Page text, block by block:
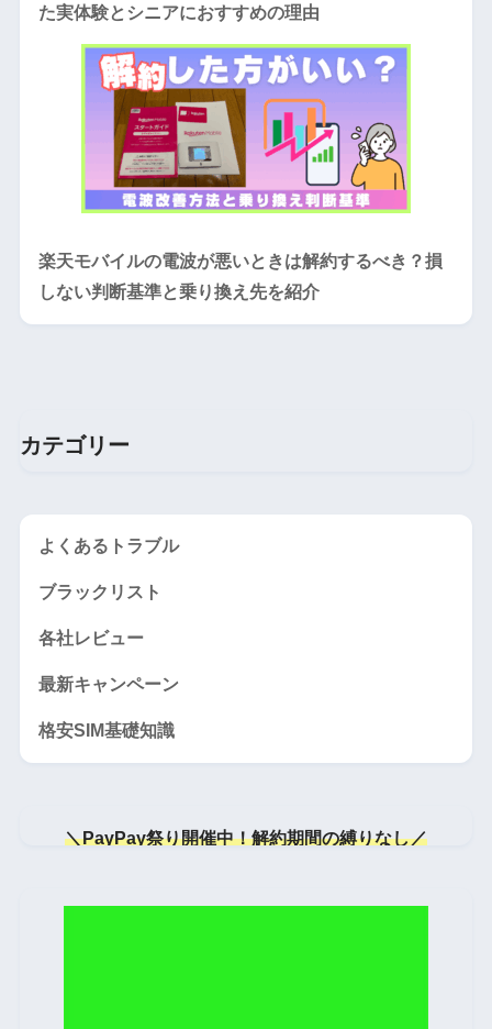
た実体験とシニアにおすすめの理由
楽天モバイルの電波が悪いときは解約するべき？損
しない判断基準と乗り換え先を紹介
カテゴリー
よくあるトラブル
ブラックリスト
各社レビュー
最新キャンペーン
格安SIM基礎知識
＼PayPay祭り開催中！解約期間の縛りなし／